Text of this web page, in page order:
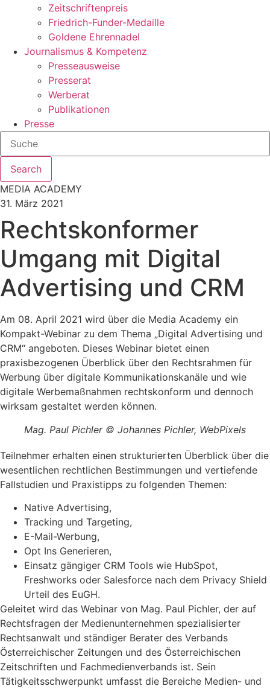
Zeitschriftenpreis
Friedrich-Funder-Medaille
Goldene Ehrennadel
Journalismus & Kompetenz
Presseausweise
Presserat
Werberat
Publikationen
Presse
Search
MEDIA ACADEMY
31. März 2021
Rechtskonformer
Umgang mit Digital
Advertising und CRM
Am 08. April 2021 wird über die Media Academy ein
Kompakt-Webinar zu dem Thema „Digital Advertising und
CRM“ angeboten. Dieses Webinar bietet einen
praxisbezogenen Überblick über den Rechtsrahmen für
Werbung über digitale Kommunikationskanäle und wie
digitale Werbemaßnahmen rechtskonform und dennoch
wirksam gestaltet werden können.
Mag. Paul Pichler © Johannes Pichler, WebPixels
Teilnehmer erhalten einen strukturierten Überblick über die
wesentlichen rechtlichen Bestimmungen und vertiefende
Fallstudien und Praxistipps zu folgenden Themen:
Native Advertising,
Tracking und Targeting,
E-Mail-Werbung,
Opt Ins Generieren,
Einsatz gängiger CRM Tools wie HubSpot,
Freshworks oder Salesforce nach dem Privacy Shield
Urteil des EuGH.
Geleitet wird das Webinar von Mag. Paul Pichler, der auf
Rechtsfragen der Medienunternehmen spezialisierter
Rechtsanwalt und ständiger Berater des Verbands
Österreichischer Zeitungen und des Österreichischen
Zeitschriften und Fachmedienverbands ist. Sein
Tätigkeitsschwerpunkt umfasst die Bereiche Medien- und